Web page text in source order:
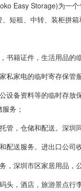
Easy Storage)为一
短租、中转、装柜拼箱
书籍证件，生活用品的
私家电的临时寄存保
设备资料等的临时存
务；
管，仓储和配送。深圳
配送服务。进出口公
，深圳市区家居用品，
头，酒店，旅游景点行